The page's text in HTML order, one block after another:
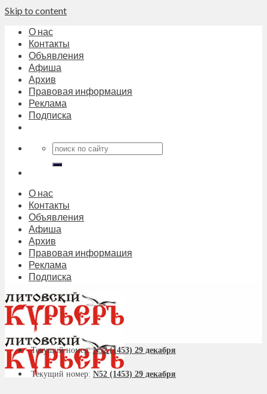
Skip to content
О нас
Контакты
Объявления
Афиша
Архив
Правовая информация
Реклама
Подписка
О нас
Контакты
Объявления
Афиша
Архив
Правовая информация
Реклама
Подписка
Текущий номер:N52 (1453) 29 декабря
Текущий номер: N52 (1453) 29 декабря